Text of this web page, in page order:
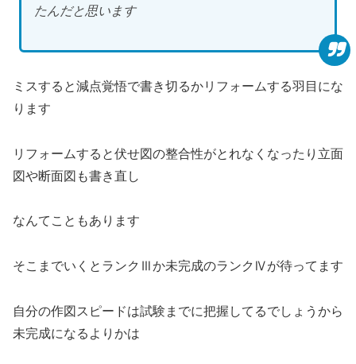
たんだと思います
ミスすると減点覚悟で書き切るかリフォームする羽目にな
ります
リフォームすると伏せ図の整合性がとれなくなったり立面
図や断面図も書き直し
なんてこともあります
そこまでいくとランクⅢか未完成のランクⅣが待ってます
自分の作図スピードは試験までに把握してるでしょうから
未完成になるよりかは